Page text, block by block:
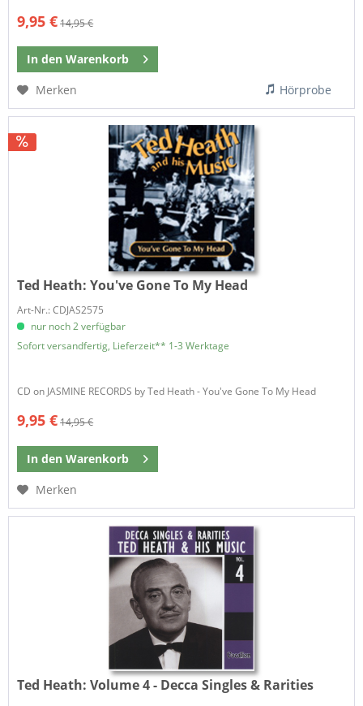
9,95 €14,95 €
In den Warenkorb
Merken
Hörprobe
Ted Heath: You've Gone To My Head
Art-Nr.: CDJAS2575
nur noch 2 verfügbar
Sofort versandfertig, Lieferzeit** 1-3 Werktage
CD on JASMINE RECORDS by Ted Heath - You've Gone To My Head
9,95 €14,95 €
In den Warenkorb
Merken
Ted Heath: Volume 4 - Decca Singles & Rarities